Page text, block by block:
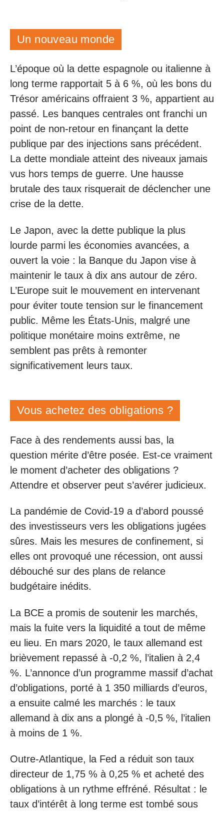
Un nouveau monde
L’époque où la dette espagnole ou italienne à
long terme rapportait 5 à 6 %, où les bons du
Trésor américains offraient 3 %, appartient au
passé. Les banques centrales ont franchi un
point de non-retour en finançant la dette
publique par des injections sans précédent.
La dette mondiale atteint des niveaux jamais
vus hors temps de guerre. Une hausse
brutale des taux risquerait de déclencher une
crise de la dette.
Le Japon, avec la dette publique la plus
lourde parmi les économies avancées, a
ouvert la voie : la Banque du Japon vise à
maintenir le taux à dix ans autour de zéro.
L’Europe suit le mouvement en intervenant
pour éviter toute tension sur le financement
public. Même les États-Unis, malgré une
politique monétaire moins extrême, ne
semblent pas prêts à remonter
significativement leurs taux.
Vous achetez des obligations ?
Face à des rendements aussi bas, la
question mérite d’être posée. Est-ce vraiment
le moment d’acheter des obligations ?
Attendre et observer peut s’avérer judicieux.
La pandémie de Covid-19 a d’abord poussé
des investisseurs vers les obligations jugées
sûres. Mais les mesures de confinement, si
elles ont provoqué une récession, ont aussi
débouché sur des plans de relance
budgétaire inédits.
La BCE a promis de soutenir les marchés,
mais la fuite vers la liquidité a tout de même
eu lieu. En mars 2020, le taux allemand est
brièvement repassé à -0,2 %, l’italien à 2,4
%. L’annonce d’un programme massif d’achat
d’obligations, porté à 1 350 milliards d’euros,
a ensuite calmé les marchés : le taux
allemand à dix ans a plongé à -0,5 %, l’italien
à moins de 1 %.
Outre-Atlantique, la Fed a réduit son taux
directeur de 1,75 % à 0,25 % et acheté des
obligations à un rythme effréné. Résultat : le
taux d’intérêt à long terme est tombé sous